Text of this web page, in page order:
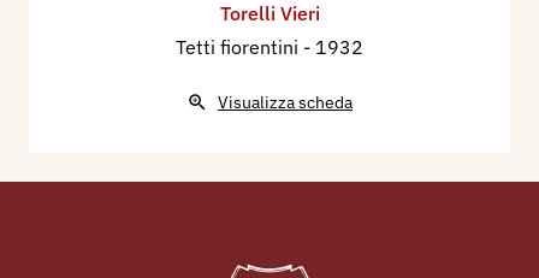
Torelli Vieri
Tetti fiorentini - 1932
Visualizza scheda